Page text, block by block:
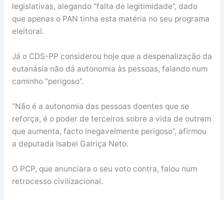
legislativas, alegando “falta de legitimidade”, dado
que apenas o PAN tinha esta matéria no seu programa
eleitoral.
Já o CDS-PP considerou hoje que a despenalização da
eutanásia não dá autonomia às pessoas, falando num
caminho “perigoso”.
“Não é a autonomia das pessoas doentes que se
reforça, é o poder de terceiros sobre a vida de outrem
que aumenta, facto inegavelmente perigoso”, afirmou
a deputada Isabel Galriça Neto.
O PCP, que anunciara o seu voto contra, falou num
retrocesso civilizacional.